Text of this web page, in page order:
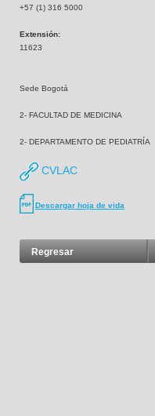
+57 (1) 316 5000
Extensión:
11623
Sede Bogotá
2- FACULTAD DE MEDICINA
2- DEPARTAMENTO DE PEDIATRÍA
CVLAC
Descargar hoja de vida
Regresar